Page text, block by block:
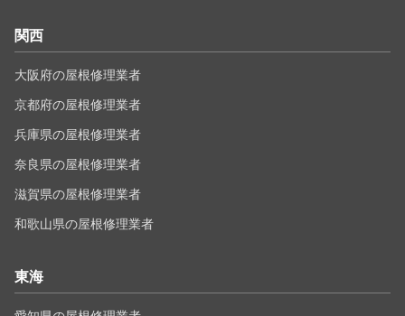
関西
大阪府の屋根修理業者
京都府の屋根修理業者
兵庫県の屋根修理業者
奈良県の屋根修理業者
滋賀県の屋根修理業者
和歌山県の屋根修理業者
東海